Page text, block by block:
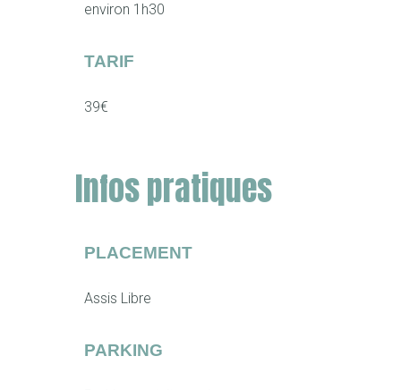
environ 1h30
TARIF
39€
Infos pratiques
PLACEMENT
Assis Libre
PARKING